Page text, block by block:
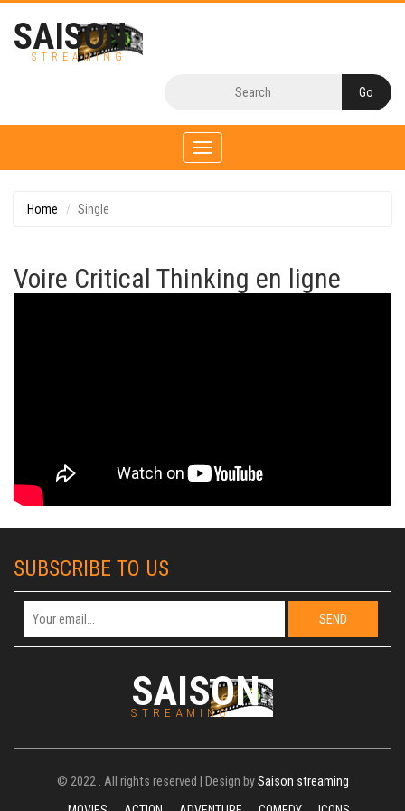
SAISON
STREAMING
Toggle
navigation
Home Single
Voire Critical Thinking en ligne
SUBSCRIBE TO US
SAISON
STREAMING
© 2022 . All rights reserved | Design bySaison streaming